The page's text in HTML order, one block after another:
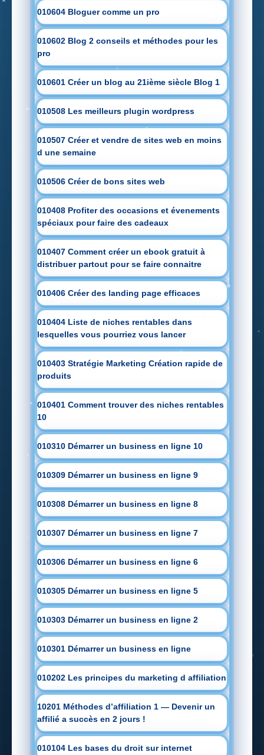
010604 Bloguer comme un pro
010602 Blog 2 conseils et méthodes pour les
pro
010601 Créer un blog au 21ième siècle Blog 1
010508 Les meilleurs plugin wordpress
010507 Créer et vendre de sites web en moins
d une semaine
010506 Créer de bons sites web
010408 Profiter des occasions et évenements
spéciaux pour faire des cadeaux
010407 Comment créer un ebook gratuit à
distribuer partout pour se faire connaitre
010406 Créer des landing page efficaces
010404 Liste de niches rentables dans
lesquelles vous pourriez vous lancer
010403 Stratégie Marketing Création rapide de
produits
010401 Comment trouver des niches rentables
10
010310 Démarrer un business en ligne 10
010309 Démarrer un business en ligne 9
010308 Démarrer un business en ligne 8
010307 Démarrer un business en ligne 7
010306 Démarrer un business en ligne 6
010305 Démarrer un business en ligne 5
010303 Démarrer un business en ligne 2
010301 Démarrer un business en ligne
010202 Les principes du marketing d affiliation
10201 Méthodes d’affiliation 1 — Devenir un
affilié a succès en 2 jours !
010104 Les bases du droit sur internet